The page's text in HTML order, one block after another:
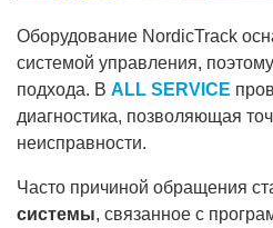
Оборудование NordicTrack
системой управления,
подхода. В ALL SERVICE
диагностика, позволяющая
неисправности.
Часто причиной обращения
системы, связанное с